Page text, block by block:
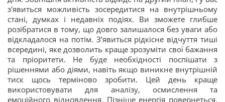
з'явиться можливість зосередитися на внутрішньому
стані, думках і недавніх подіях. Ви зможете глибше
розібратися в тому, що довго залишалося без уваги або
відкладалося на потім. З’явиться рідкісне відчуття тиші
всередині, яке дозволить краще зрозуміти свої бажання
та пріоритети. Не буде необхідності поспішати з
рішеннями або діями, навіть якщо виникне внутрішній
тиск щось терміново зробити. Цей день краще
використовувати для аналізу, осмислення та
емоційного відновлення. Пізніше енергія повернеться,